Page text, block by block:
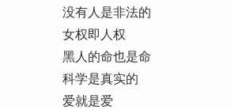
没有人是非法的
女权即人权
黑人的命也是命
科学是真实的
爱就是爱